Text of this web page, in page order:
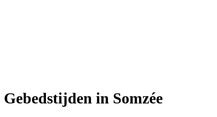
Gebedstijden in Somzée